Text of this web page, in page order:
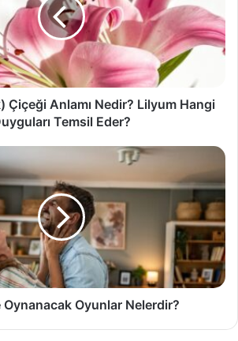
Çiçeği Anlamı Nedir? Lilyum Hangi
Temsil Eder?
Oynanacak Oyunlar Nelerdir?